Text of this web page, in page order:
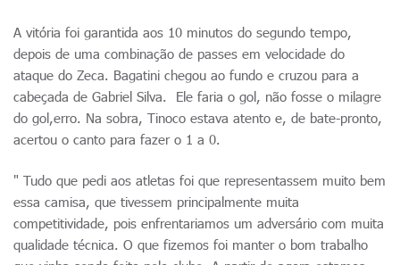
A vitória foi garantida aos 10 minutos do segundo tempo,
depois de uma combinação de passes em velocidade do
ataque do Zeca. Bagatini chegou ao fundo e cruzou para a
cabeçada de Gabriel Silva. Ele faria o gol, não fosse o milagre
do gol,erro. Na sobra, Tinoco estava atento e, de bate-pronto,
acertou o canto para fazer o 1 a 0.
" Tudo que pedi aos atletas foi que representassem muito bem
essa camisa, que tivessem principalmente muita
competitividade, pois enfrentariamos um adversário com muita
qualidade técnica. O que fizemos foi manter o bom trabalho